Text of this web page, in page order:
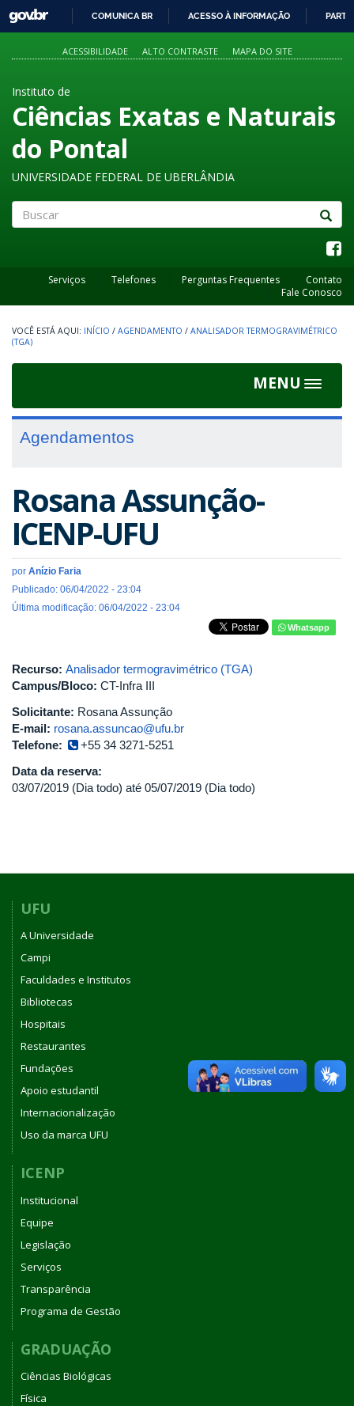
PARA
O
GOVBR
COMUNICA BR ACESSO À INFORMAÇÃO
ACESSIBILIDADE ALTO CONTRASTE MAPA DO SITE
Instituto de
Ciências Exatas e Naturais
do Pontal
UNIVERSIDADE FEDERAL DE UBERLÂNDIA
Serviços Telefones Perguntas Frequentes
Contato
Fale Conosco
INÍCIO / AGENDAMENTO / ANALISADOR TERMOGRAVIMÉTRICO
(TGA)
MENU
Toggle
Agendamentos
Rosana Assunção-
ICENP-UFU
por Anízio Faria
Publicado: 06/04/2022 - 23:04
Última modificação: 06/04/2022 - 23:04
Whatsapp
Recurso: Analisador termogravimétrico (TGA)
Campus/Bloco: CT-Infra III
Solicitante: Rosana Assunção
E-mail: rosana.assuncao@ufu.br
Telefone:
+55 34 3271-5251
Data da reserva:
03/07/2019 (Dia todo) até 05/07/2019 (Dia todo)
UFU
A Universidade
Campi
Faculdades e Institutos
Bibliotecas
Hospitais
Restaurantes
Fundações
Apoio estudantil
Internacionalização
Uso da marca UFU
ICENP
Institucional
Equipe
Legislação
Serviços
Transparência
Programa de Gestão
GRADUAÇÃO
Ciências Biológicas
Física